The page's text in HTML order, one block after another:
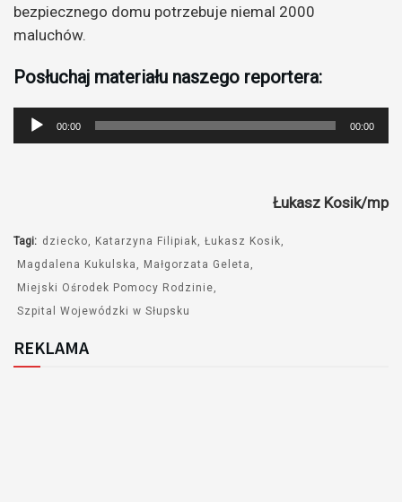
bezpiecznego domu potrzebuje niemal 2000
maluchów.
Posłuchaj materiału naszego reportera:
Odtwarzacz
plików
00:00 00:00
Łukasz Kosik/mp
Tagi: dziecko Katarzyna Filipiak
Łukasz Kosik
Magdalena Kukulska
Małgorzata Geleta
Miejski Ośrodek Pomocy Rodzinie
Szpital Wojewódzki w Słupsku
REKLAMA